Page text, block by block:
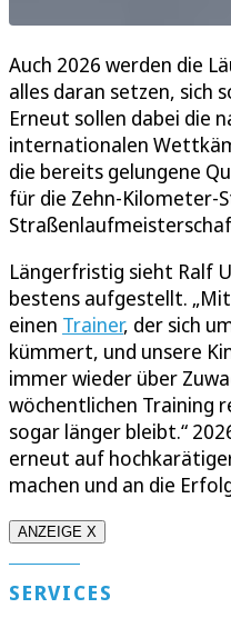
Auch 2026 werden die
alles daran setzen, sich
Erneut sollen dabei die
internationalen
die bereits gelungene
für die Zehn-Kilometer-
Längerfristig sieht Ralf
bestens aufgestellt.
einen Trainer, der sich
kümmert, und unsere
immer wieder über
wöchentlichen Training
sogar länger bleibt.“
erneut auf
machen und an die
ANZEIGE X
SERVICES